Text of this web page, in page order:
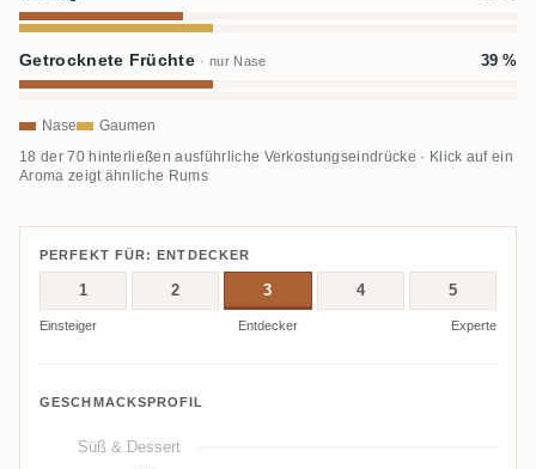
Getrocknete Früchte · nur Nase 39 %
Nase Gaumen
18 der 70 hinterließen ausführliche Verkostungseindrücke · Klick auf ein
Aroma zeigt ähnliche Rums
PERFEKT FÜR: ENTDECKER
1 2 3 4 5
Einsteiger Entdecker Experte
GESCHMACKSPROFIL
Süß & Dessert